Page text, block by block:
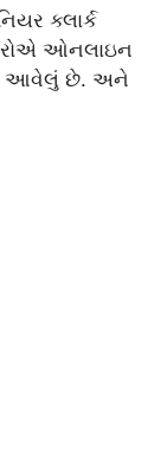
ક્લાર્ક
ઓનલાઇન
આવેલું છે. અને